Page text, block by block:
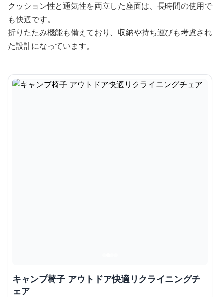
クッション性と通気性を両立した座面は、長時間の使用で
も快適です。
折りたたみ機能も備えており、収納や持ち運びも考慮され
た設計になっています。
キャンプ椅子 アウトドア快適リクライニングチ
ェア